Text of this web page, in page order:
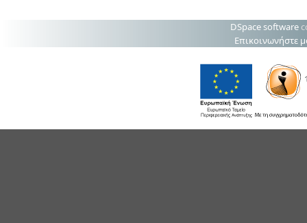
DSpace software
Επικοινωνήστε